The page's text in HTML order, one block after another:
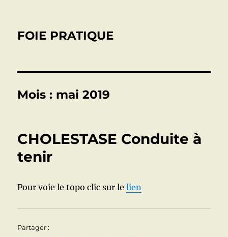
FOIE PRATIQUE
Mois : mai 2019
CHOLESTASE Conduite à
tenir
Pour voie le topo clic sur lelien
Partager :